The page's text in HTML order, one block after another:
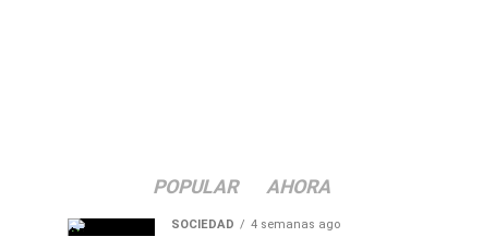
POPULAR AHORA
SOCIEDAD 4 semanas ago